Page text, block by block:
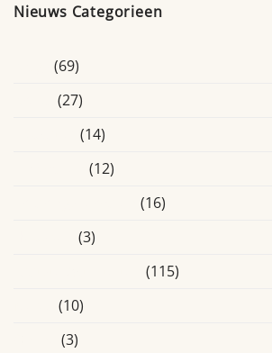
Nieuws Categorieen
(69)
(27)
(14)
(12)
(16)
(3)
(115)
(10)
(3)